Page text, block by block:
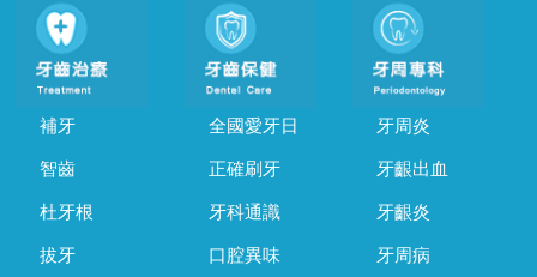
補牙
智齒
杜牙根
拔牙
全國愛牙日
正確刷牙
牙科通識
口腔異味
牙周炎
牙齦出血
牙齦炎
牙周病